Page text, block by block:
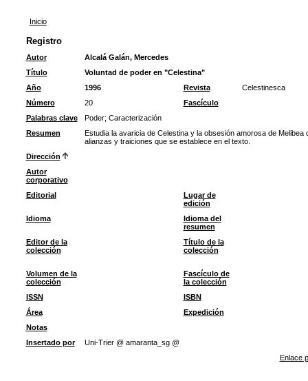
Inicio
Registro
Autor
Alcalá Galán, Mercedes
Título
Voluntad de poder en "Celestina"
Año
1996 Revista
Celestinesca
Número
20
Fascículo
Palabras clave
Poder; Caracterización
Resumen
Estudia la avaricia de Celestina y la obsesión amorosa de
alianzas y traiciones que se establece en el texto.
Dirección
Autor
corporativo
Editorial
Lugar de
edición
Idioma
Idioma del
resumen
Editor de la
colección
Título de la
colección
Volumen de la
colección
Fascículo de
la colección
ISSN
ISBN
Área
Expedición
Notas
Insertado por
Uni-Trier @ amaranta_sg @
Enlace